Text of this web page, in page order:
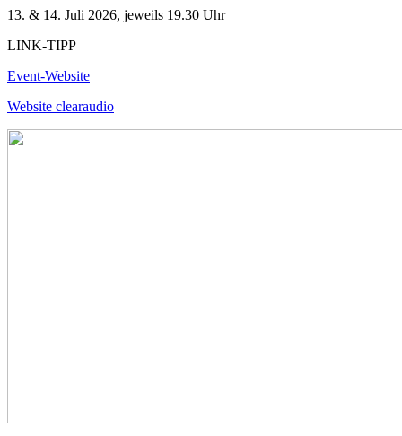
13. & 14. Juli 2026, jeweils 19.30 Uhr
LINK-TIPP
Event-Website
Website clearaudio